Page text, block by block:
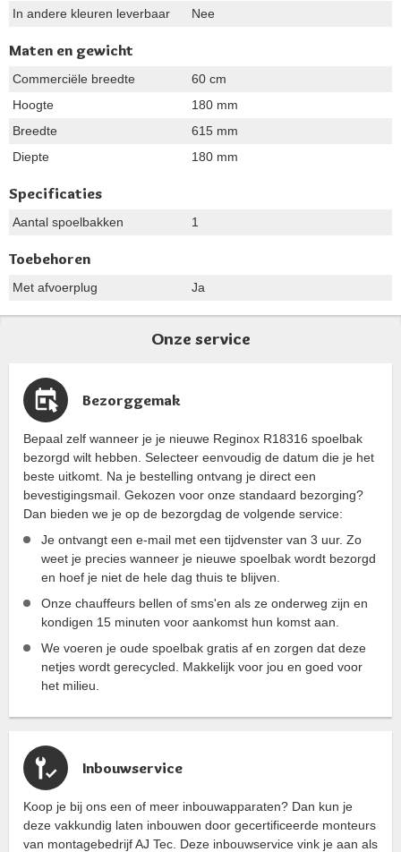
In andere kleuren leverbaar
Nee
Maten en gewicht
Commerciële breedte
60 cm
Hoogte
180 mm
Breedte
615 mm
Diepte
180 mm
Specificaties
Aantal spoelbakken 1
Toebehoren
Met afvoerplug Ja
Onze service
Bezorggemak
Bepaal zelf wanneer je je nieuwe Reginox R18316 spoelbak
bezorgd wilt hebben. Selecteer eenvoudig de datum die je het
beste uitkomt. Na je bestelling ontvang je direct een
bevestigingsmail. Gekozen voor onze standaard bezorging?
Dan bieden we je op de bezorgdag de volgende service:
Je ontvangt een e-mail met een tijdvenster van 3 uur. Zo
weet je precies wanneer je nieuwe spoelbak wordt bezorgd
en hoef je niet de hele dag thuis te blijven.
Onze chauffeurs bellen of sms'en als ze onderweg zijn en
kondigen 15 minuten voor aankomst hun komst aan.
We voeren je oude spoelbak gratis af en zorgen dat deze
netjes wordt gerecycled. Makkelijk voor jou en goed voor
het milieu.
Inbouwservice
Koop je bij ons een of meer inbouwapparaten? Dan kun je
deze vakkundig laten inbouwen door gecertificeerde monteurs
van montagebedrijf AJ Tec. Deze inbouwservice vink je aan als